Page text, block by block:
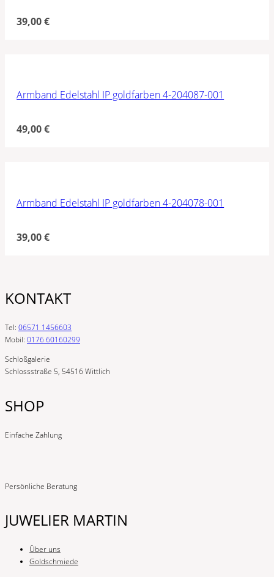
39,00€
Armband Edelstahl IP goldfarben 4-204087-001
49,00€
Armband Edelstahl IP goldfarben 4-204078-001
39,00€
KONTAKT
Tel: 06571 1456603
Mobil: 0176 60160299
Schloßgalerie
Schlossstraße 5, 54516 Wittlich
SHOP
Einfache Zahlung
Persönliche Beratung
JUWELIER MARTIN
Über uns
Goldschmiede